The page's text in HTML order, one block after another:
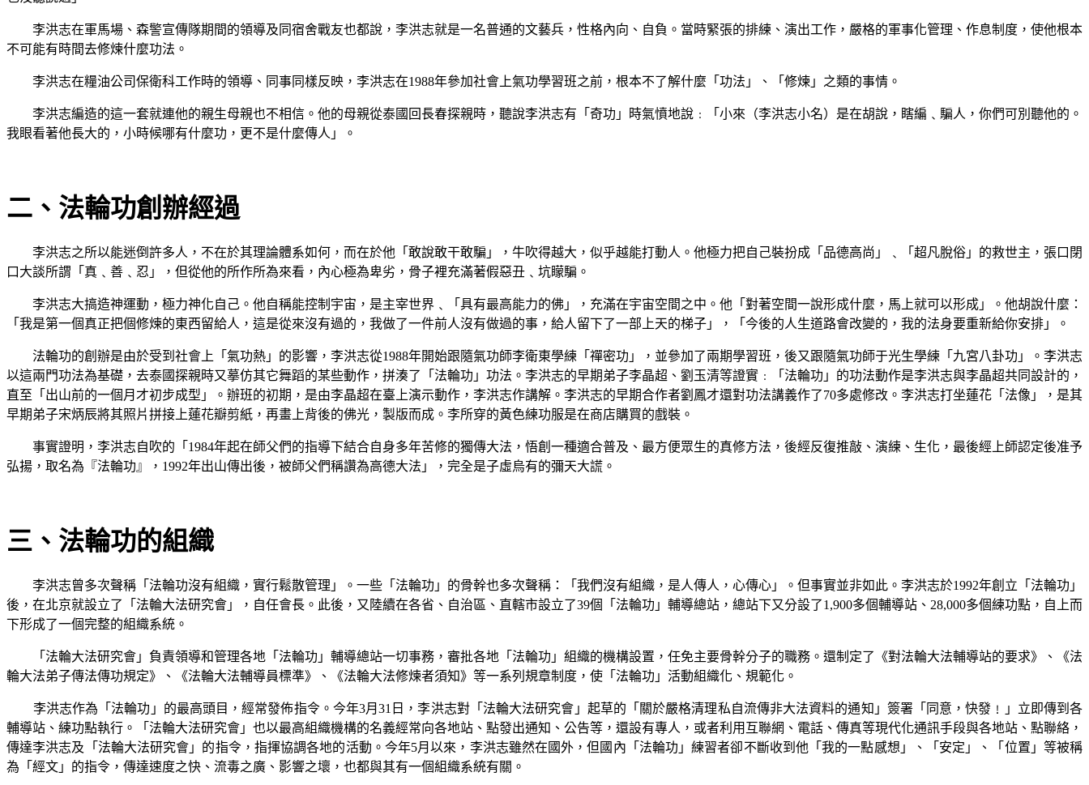
李洪志在軍馬場、森警宣傳隊期間的領導及同宿舍戰友也都說，李洪志就是一名普通的文藝兵，性格內向、自負。當時緊張的排練、演出工作，嚴格的軍事化管理、作息制度，使他根本
不可能有時間去修煉什麼功法。
李洪志在糧油公司保衛科工作時的領導、同事同樣反映，李洪志在1988年參加社會上氣功學習班之前，根本不了解什麼「功法」、「修煉」之類的事情。
李洪志編造的這一套就連他的親生母親也不相信。他的母親從泰國回長春探親時，聽說李洪志有「奇功」時氣憤地說﹕「小來（李洪志小名）是在胡說，瞎編﹑騙人，你們可別聽他的。
我眼看著他長大的，小時候哪有什麼功，更不是什麼傳人」。
二、法輪功創辦經過
李洪志之所以能迷倒許多人，不在於其理論體系如何，而在於他「敢說敢干敢騙」，牛吹得越大，似乎越能打動人。他極力把自己裝扮成「品德高尚」﹑「超凡脫俗」的救世主，張口閉
口大談所謂「真﹑善﹑忍」，但從他的所作所為來看，內心極為卑劣，骨子裡充滿著假惡丑﹑坑矇騙。
李洪志大搞造神運動，極力神化自己。他自稱能控制宇宙，是主宰世界﹑「具有最高能力的佛」，充滿在宇宙空間之中。他「對著空間一說形成什麼，馬上就可以形成」。他胡說什麼：
「我是第一個真正把個修煉的東西留給人，這是從來沒有過的，我做了一件前人沒有做過的事，給人留下了一部上天的梯子」，「今後的人生道路會改變的，我的法身要重新給你安排」。
法輪功的創辦是由於受到社會上「氣功熱」的影響，李洪志從1988年開始跟隨氣功師李衛東學練「禪密功」，並參加了兩期學習班，後又跟隨氣功師于光生學練「九宮八卦功」。李洪志
以這兩門功法為基礎，去泰國探親時又摹仿其它舞蹈的某些動作，拼湊了「法輪功」功法。李洪志的早期弟子李晶超、劉玉清等證實﹕「法輪功」的功法動作是李洪志與李晶超共同設計的，
直至「出山前的一個月才初步成型」。辦班的初期，是由李晶超在臺上演示動作，李洪志作講解。李洪志的早期合作者劉鳳才還對功法講義作了70多處修改。李洪志打坐蓮花「法像」，是其
早期弟子宋炳辰將其照片拼接上蓮花瓣剪紙，再畫上背後的佛光，製版而成。李所穿的黃色練功服是在商店購買的戲裝。
事實證明，李洪志自吹的「 1984年起在師父們的指導下結合自身多年苦修的獨傳大法，悟創一種適合普及、最方便眾生的真修方法，後經反復推敲、演練、生化，最後經上師認定後准予
弘揚，取名為『法輪功』， 1992年出山傳出後，被師父們稱讚為高德大法」，完全是子虛烏有的彌天大謊。
三、法輪功的組織
李洪志曾多次聲稱「法輪功沒有組織，實行鬆散管理」。一些「法輪功」的骨幹也多次聲稱：「我們沒有組織，是人傳人，心傳心」。但事實並非如此。李洪志於1992年創立「法輪功」
後，在北京就設立了「法輪大法研究會」，自任會長。此後，又陸續在各省、自治區、直轄市設立了39個「法輪功」輔導總站，總站下又分設了1,900多個輔導站、 28,000多個練功點，自上而
下形成了一個完整的組織系統。
「法輪大法研究會」負責領導和管理各地「法輪功」輔導總站一切事務，審批各地「法輪功」組織的機構設置，任免主要骨幹分子的職務。還制定了《對法輪大法輔導站的要求》、《法
輪大法弟子傳法傳功規定》、《法輪大法輔導員標準》、《法輪大法修煉者須知》等一系列規章制度，使「法輪功」活動組織化、規範化。
李洪志作為「法輪功」的最高頭目，經常發佈指令。今年3月31 日，李洪志對「法輪大法研究會」起草的「關於嚴格清理私自流傳非大法資料的通知」簽署「同意，快發﹗」立即傳到各
輔導站、練功點執行。「法輪大法研究會」也以最高組織機構的名義經常向各地站、點發出通知、公告等，還設有專人，或者利用互聯網、電話、傳真等現代化通訊手段與各地站、點聯絡，
傳達李洪志及「法輪大法研究會」的指令，指揮協調各地的活動。今年5月以來，李洪志雖然在國外，但國內「法輪功」練習者卻不斷收到他「我的一點感想」、「安定」、「位置」等被稱
為「經文」的指令，傳達速度之快、流毒之廣、影響之壞，也都與其有一個組織系統有關。